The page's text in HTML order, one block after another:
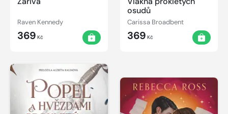
Raven Kennedy
369 Kč
osudů
Carissa Broadbent
369 Kč